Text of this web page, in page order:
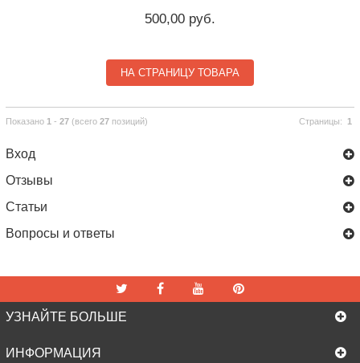
500,00 руб.
НА СТРАНИЦУ ТОВАРА
Страницы: 1
Показано 1 - 27(всего 27позиций)
Вход
Отзывы
Статьи
Вопросы и ответы
УЗНАЙТЕ БОЛЬШЕ
ИНФОРМАЦИЯ